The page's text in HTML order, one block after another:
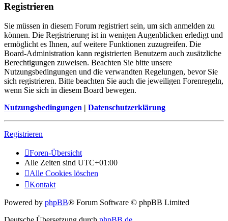
Registrieren
Sie müssen in diesem Forum registriert sein, um sich anmelden zu
können. Die Registrierung ist in wenigen Augenblicken erledigt und
ermöglicht es Ihnen, auf weitere Funktionen zuzugreifen. Die
Board-Administration kann registrierten Benutzern auch zusätzliche
Berechtigungen zuweisen. Beachten Sie bitte unsere
Nutzungsbedingungen und die verwandten Regelungen, bevor Sie
sich registrieren. Bitte beachten Sie auch die jeweiligen Forenregeln,
wenn Sie sich in diesem Board bewegen.
Nutzungsbedingungen | Datenschutzerklärung
Registrieren
Foren-Übersicht
Alle Zeiten sind UTC+01:00
Alle Cookies löschen
Kontakt
Powered by phpBB® Forum Software © phpBB Limited